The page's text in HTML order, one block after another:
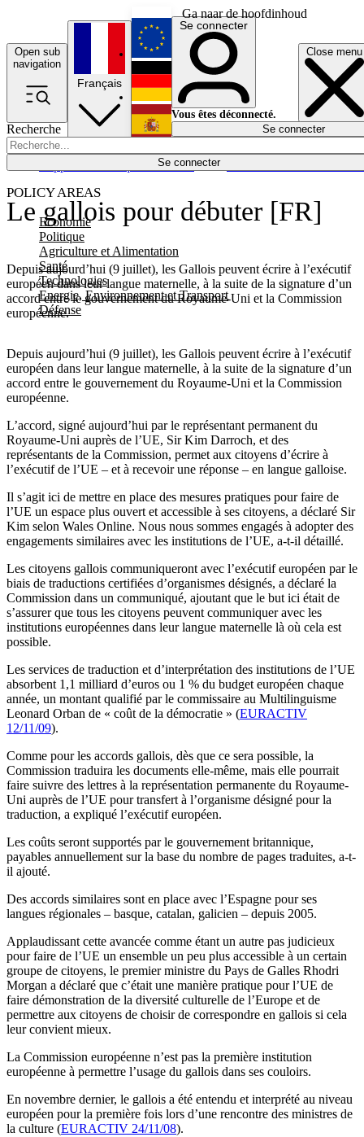
Ga naar de hoofdinhoud
Open sub
navigation
Close menu
Recherche
Se connecter
POLICY AREAS
Economie
Politique
Agriculture et Alimentation
Santé
Technologies
Energie, Environnement et Transport
Défense
Économie
Français
English
Deutsch
Español
Se connecter
Vous êtes déconnecté.
Se connecter
Le gallois pour débuter [FR]
Depuis aujourd’hui (9 juillet), les Gallois peuvent écrire à l’exécutif
européen dans leur langue maternelle, à la suite de la signature d’un
accord entre le gouvernement du Royaume-Uni et la Commission
européenne.
Depuis aujourd’hui (9 juillet), les Gallois peuvent écrire à l’exécutif
européen dans leur langue maternelle, à la suite de la signature d’un
accord entre le gouvernement du Royaume-Uni et la Commission
européenne.
L’accord, signé aujourd’hui par le représentant permanent du
Royaume-Uni auprès de l’UE, Sir Kim Darroch, et des
représentants de la Commission, permet aux citoyens d’écrire à
l’exécutif de l’UE – et à recevoir une réponse – en langue galloise.
Il s’agit ici de mettre en place des mesures pratiques pour faire de
l’UE un espace plus ouvert et accessible à ses citoyens, a déclaré Sir
Kim selon Wales Online. Nous nous sommes engagés à adopter des
engagements similaires avec les institutions de l’UE, a-t-il détaillé.
Les citoyens gallois communiqueront avec l’exécutif européen par le
biais de traductions certifiées d’organismes désignés, a déclaré la
Commission dans un communiqué, ajoutant que le but ici était de
s’assurer que tous les citoyens peuvent communiquer avec les
institutions européennes dans leur langue maternelle là où cela est
possible.
Les services de traduction et d’interprétation des institutions de l’UE
absorbent 1,1 milliard d’euros ou 1 % du budget européen chaque
année, un montant qualifié par le commissaire au Multilinguisme
Leonard Orban de « coût de la démocratie » (EURACTIV
12/11/09).
Comme pour les accords gallois, dès que ce sera possible, la
Commission traduira les documents elle-même, mais elle pourrait
faire suivre des lettres à la représentation permanente du Royaume-
Uni auprès de l’UE pour transfert à l’organisme désigné pour la
traduction, a expliqué l’exécutif européen.
Les coûts seront supportés par le gouvernement britannique,
payables annuellement sur la base du nombre de pages traduites, a-t-
il ajouté.
Des accords similaires sont en place avec l’Espagne pour ses
langues régionales – basque, catalan, galicien – depuis 2005.
Applaudissant cette avancée comme étant un autre pas judicieux
pour faire de l’UE un ensemble un peu plus accessible à un certain
groupe de citoyens, le premier ministre du Pays de Galles Rhodri
Morgan a déclaré que c’était une manière pratique pour l’UE de
faire démonstration de la diversité culturelle de l’Europe et de
permettre aux citoyens de choisir de correspondre en gallois si cela
leur convient mieux.
La Commission européenne n’est pas la première institution
européenne à permettre l’usage du gallois dans ses couloirs.
En novembre dernier, le gallois a été entendu et interprété au niveau
européen pour la première fois lors d’une rencontre des ministres de
la culture (EURACTIV 24/11/08).